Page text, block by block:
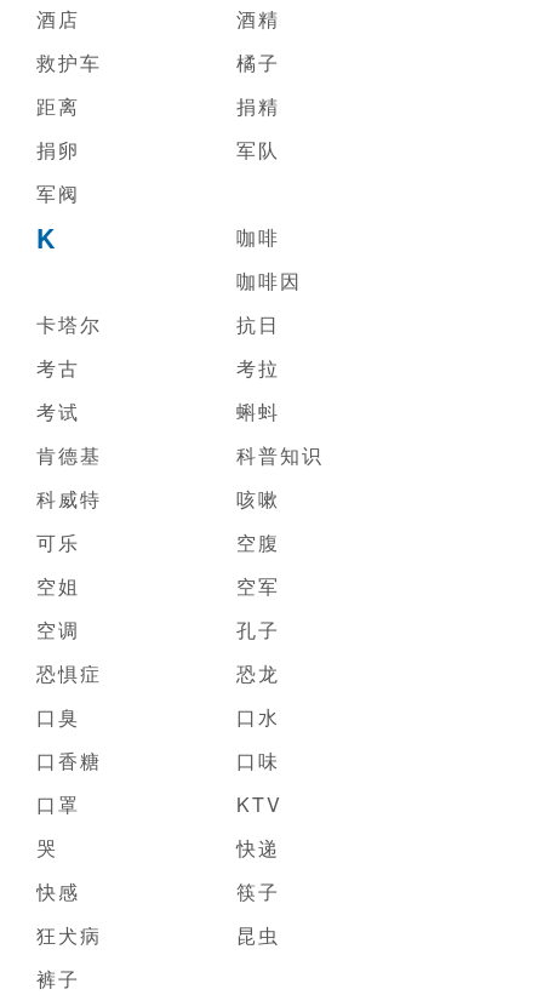
酒店
酒精
救护车
橘子
距离
捐精
捐卵
军队
军阀
K
咖啡
咖啡因
卡塔尔
抗日
考古
考拉
考试
蝌蚪
肯德基
科普知识
科威特
咳嗽
可乐
空腹
空姐
空军
空调
孔子
恐惧症
恐龙
口臭
口水
口香糖
口味
口罩
KTV
哭
快递
快感
筷子
狂犬病
昆虫
裤子